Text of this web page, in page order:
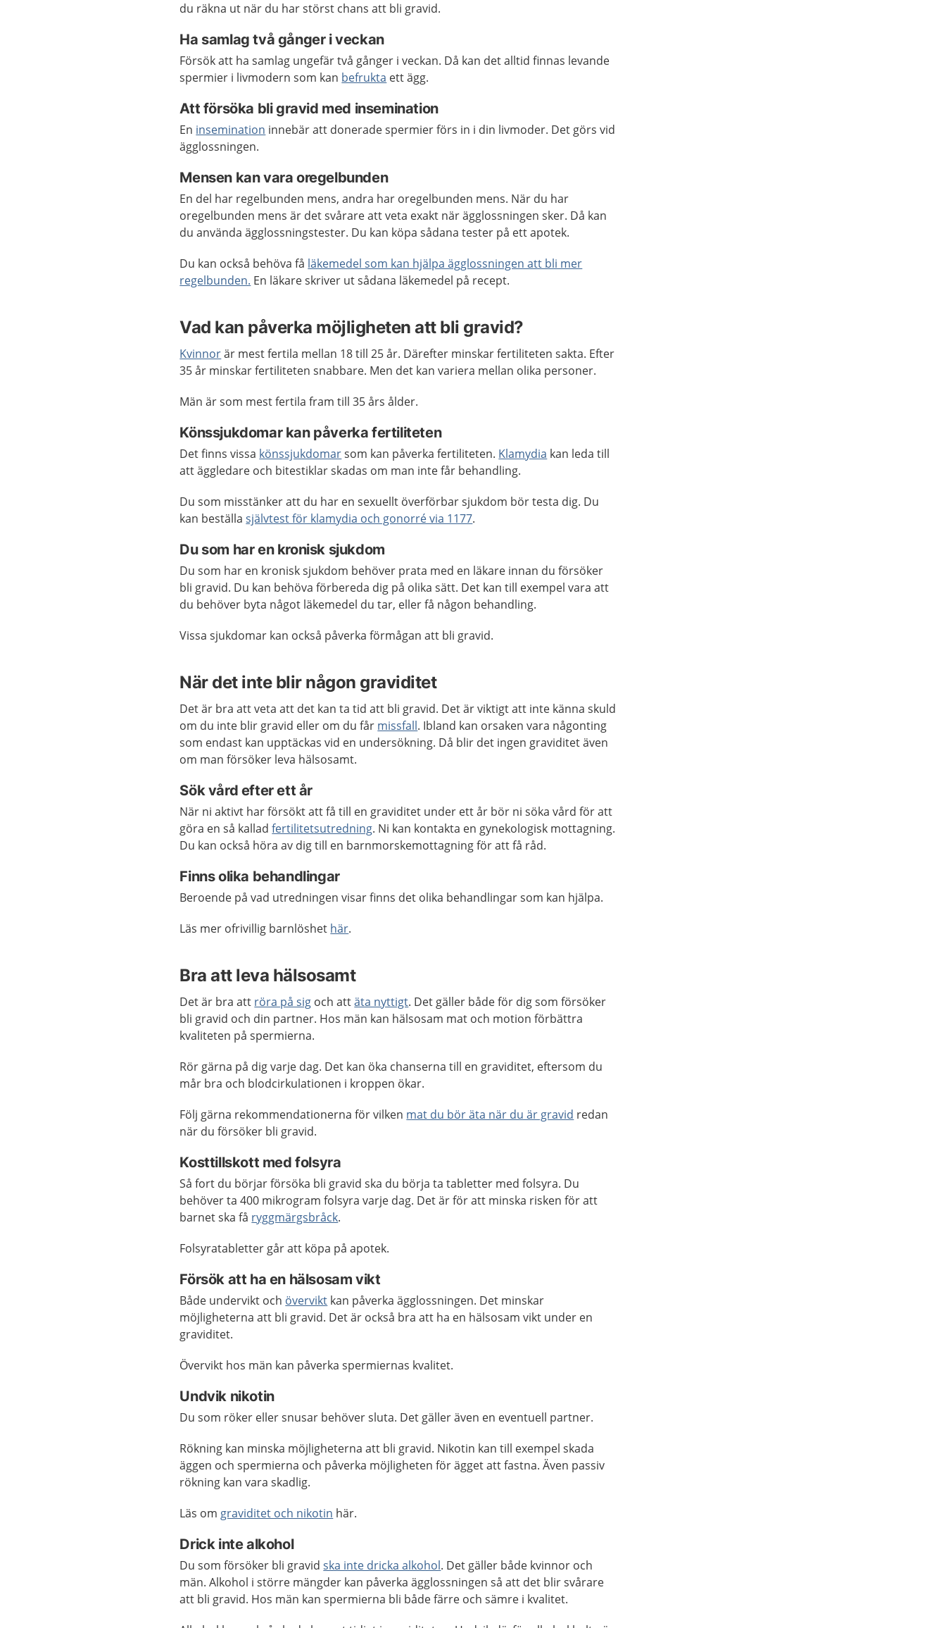
du räkna ut när du har störst chans att bli gravid.
Ha samlag två gånger i veckan
Försök att ha samlag ungefär två gånger i veckan. Då kan det alltid finnas levande
spermier i livmodern som kan befrukta ett ägg.
Att försöka bli gravid med insemination
En insemination innebär att donerade spermier förs in i din livmoder. Det görs vid
ägglossningen.
Mensen kan vara oregelbunden
En del har regelbunden mens, andra har oregelbunden mens. När du har
oregelbunden mens är det svårare att veta exakt när ägglossningen sker. Då kan
du använda ägglossningstester. Du kan köpa sådana tester på ett apotek.
Du kan också behöva få läkemedel som kan hjälpa ägglossningen att bli mer
regelbunden. En läkare skriver ut sådana läkemedel på recept.
Vad kan påverka möjligheten att bli gravid?
Kvinnorär mest fertila mellan 18 till 25 år. Därefter minskar fertiliteten sakta. Efter
35 år minskar fertiliteten snabbare. Men det kan variera mellan olika personer.
Män är som mest fertila fram till 35 års ålder.
Könssjukdomar kan påverka fertiliteten
Det finns vissa könssjukdomarsom kan påverka fertiliteten. Klamydia kan leda till
att äggledare och bitestiklar skadas om man inte får behandling.
Du som misstänker att du har en sexuellt överförbar sjukdom bör testa dig. Du
kan beställasjälvtest för klamydia och gonorré via 1177.
Du som har en kronisk sjukdom
Du som har en kronisk sjukdom behöver prata med en läkare innan du försöker
bli gravid. Du kan behöva förbereda dig på olika sätt. Det kan till exempel vara att
du behöver byta något läkemedel du tar, eller få någon behandling.
Vissa sjukdomar kan också påverka förmågan att bli gravid.
När det inte blir någon graviditet
Det är bra att veta att det kan ta tid att bli gravid. Det är viktigt att inte känna skuld
om du inte blir gravid eller om du får missfall. Ibland kan orsaken vara någonting
som endast kan upptäckas vid en undersökning. Då blir det ingen graviditet även
om man försöker leva hälsosamt.
Sök vård efter ett år
När ni aktivt har försökt att få till en graviditet under ett år bör ni söka vård för att
göra en så kalladfertilitetsutredning. Ni kan kontakta en gynekologisk mottagning.
Du kan också höra av dig till en barnmorskemottagning för att få råd.
Finns olika behandlingar
Beroende på vad utredningen visar finns det olika behandlingar som kan hjälpa.
Läs mer ofrivillig barnlöshet här.
Bra att leva hälsosamt
Det är bra att röra på sig och attäta nyttigt. Det gäller både för dig som försöker
bli gravid och din partner. Hos män kan hälsosam mat och motion förbättra
kvaliteten på spermierna.
Rör gärna på dig varje dag. Det kan öka chanserna till en graviditet, eftersom du
mår bra och blodcirkulationen i kroppen ökar.
Följ gärna rekommendationerna för vilken mat du bör äta när du är gravid redan
när du försöker bli gravid.
Kosttillskott med folsyra
Så fort du börjar försöka bli gravid ska du börja ta tabletter med folsyra. Du
behöver ta 400 mikrogram folsyra varje dag. Det är för att minska risken för att
barnet ska få ryggmärgsbråck.
Folsyratabletter går att köpa på apotek.
Försök att ha en hälsosam vikt
Både undervikt och övervikt kan påverka ägglossningen. Det minskar
möjligheterna att bli gravid. Det är också bra att ha en hälsosam vikt under en
graviditet.
Övervikt hos män kan påverka spermiernas kvalitet.
Undvik nikotin
Du som röker eller snusar behöver sluta. Det gäller även en eventuell partner.
Rökning kan minska möjligheterna att bli gravid. Nikotin kan till exempel skada
äggen och spermierna och påverka möjligheten för ägget att fastna. Även passiv
rökning kan vara skadlig.
Läs om graviditet och nikotin här.
Drick inte alkohol
Du som försöker bli gravidska inte dricka alkohol. Det gäller både kvinnor och
män. Alkohol i större mängder kan påverka ägglossningen så att det blir svårare
att bli gravid. Hos män kan spermierna bli både färre och sämre i kvalitet.